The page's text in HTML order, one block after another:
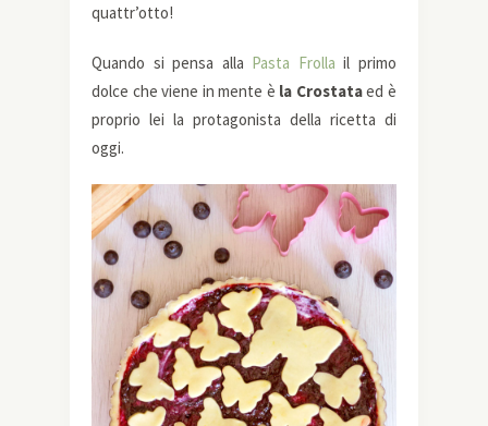
quattr’otto!
Quando si pensa alla Pasta Frolla il primo
dolce che viene in mente è la Crostataed è
proprio lei la protagonista della ricetta di
oggi.